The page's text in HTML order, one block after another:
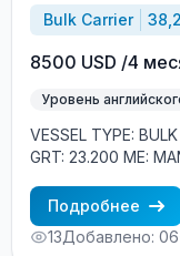
Bulk Carrier
8500 USD /4
Уровень
VESSEL TYPE:
GRT: 23.200 ME:
EUROPEAN,
ENGLISH -
NATIONAL
Подробнее
13Добавлено: